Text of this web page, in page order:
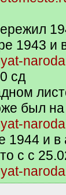
1943 и
сд
был
1944 и
с с